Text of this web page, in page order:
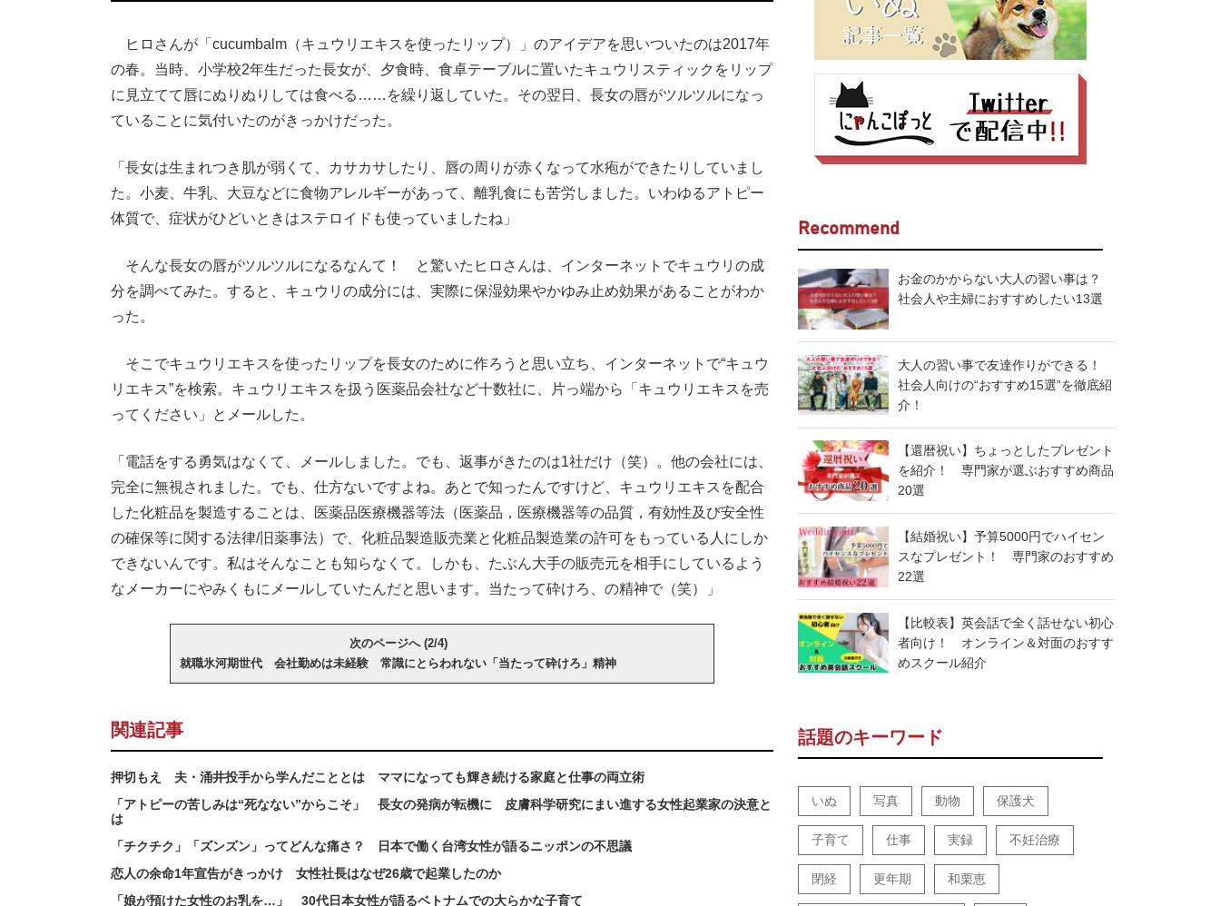
ヒロさんが「cucumbalm（キュウリエキスを使ったリップ）」のアイデアを思いついたのは2017年
の春。当時、小学校2年生だった長女が、夕食時、食卓テーブルに置いたキュウリスティックをリップ
に見立てて唇にぬりぬりしては食べる……を繰り返していた。その翌日、長女の唇がツルツルになっ
ていることに気付いたのがきっかけだった。
「長女は生まれつき肌が弱くて、カサカサしたり、唇の周りが赤くなって水疱ができたりしていまし
た。小麦、牛乳、大豆などに食物アレルギーがあって、離乳食にも苦労しました。いわゆるアトピー
体質で、症状がひどいときはステロイドも使っていましたね」
そんな長女の唇がツルツルになるなんて！ と驚いたヒロさんは、インターネットでキュウリの成
分を調べてみた。すると、キュウリの成分には、実際に保湿効果やかゆみ止め効果があることがわか
った。
そこでキュウリエキスを使ったリップを長女のために作ろうと思い立ち、インターネットで“キュウ
リエキス”を検索。キュウリエキスを扱う医薬品会社など十数社に、片っ端から「キュウリエキスを売
ってください」とメールした。
「電話をする勇気はなくて、メールしました。でも、返事がきたのは1社だけ（笑）。他の会社には、
完全に無視されました。でも、仕方ないですよね。あとで知ったんですけど、キュウリエキスを配合
した化粧品を製造することは、医薬品医療機器等法（医薬品，医療機器等の品質，有効性及び安全性
の確保等に関する法律/旧薬事法）で、化粧品製造販売業と化粧品製造業の許可をもっている人にしか
できないんです。私はそんなことも知らなくて。しかも、たぶん大手の販売元を相手にしているよう
なメーカーにやみくもにメールしていたんだと思います。当たって砕けろ、の精神で（笑）」
次のページへ (2/4)
就職氷河期世代 会社勤めは未経験 常識にとらわれない「当たって砕けろ」精神
関連記事
押切もえ 夫・涌井投手から学んだこととは ママになっても輝き続ける家庭と仕事の両立術
「アトピーの苦しみは“死なない”からこそ」 長女の発病が転機に 皮膚科学研究にまい進する女性起業家の決意と
は
「チクチク」「ズンズン」ってどんな痛さ？ 日本で働く台湾女性が語るニッポンの不思議
恋人の余命1年宣告がきっかけ 女性社長はなぜ26歳で起業したのか
「娘が預けた女性のお乳を…」 30代日本女性が語るベトナムでの大らかな子育て
Recommend
お金のかからない大人の習い事は？
社会人や主婦におすすめしたい13選
大人の習い事で友達作りができる！
社会人向けの“おすすめ15選”を徹底紹
介！
【還暦祝い】ちょっとしたプレゼント
を紹介！ 専門家が選ぶおすすめ商品
20選
【結婚祝い】予算5000円でハイセン
スなプレゼント！ 専門家のおすすめ
22選
【比較表】英会話で全く話せない初心
者向け！ オンライン＆対面のおすす
めスクール紹介
話題のキーワード
いぬ 写真 動物 保護犬
子育て 仕事 実録 不妊治療
閉経 更年期 和栗恵